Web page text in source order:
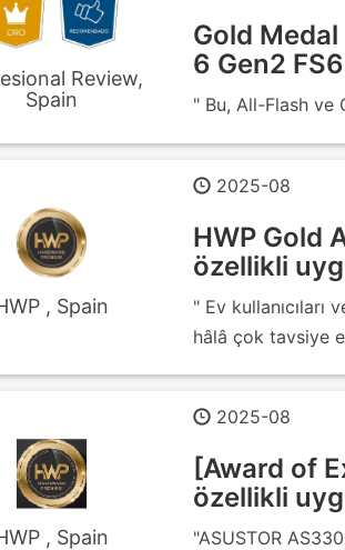
Review,
Spain
Gold
6 Gen2
" Bu, All-Flash ve
, Spain
2025-08
HWP Gold
özellikli
" Ev
hâlâ çok tavsiye
, Spain
2025-08
[Award of
özellikli
"ASUSTOR